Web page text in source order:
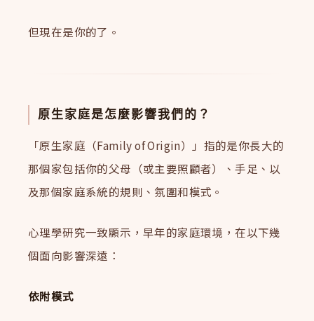
但現在是你的了。
原生家庭是怎麼影響我們的？
「原生家庭（Family of Origin）」指的是你長大的
那個家包括你的父母（或主要照顧者）、手足、以
及那個家庭系統的規則、氛圍和模式。
心理學研究一致顯示，早年的家庭環境，在以下幾
個面向影響深遠：
依附模式